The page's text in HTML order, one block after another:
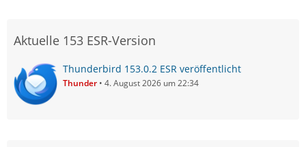
Aktuelle 153 ESR-Version
Thunderbird 153.0.2 ESR veröffentlicht
Thunder 4. August 2026 um 22:34